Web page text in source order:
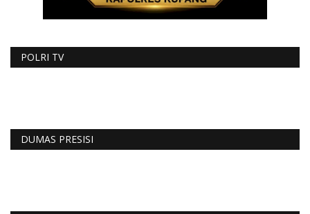
POLRI TV
DUMAS PRESISI